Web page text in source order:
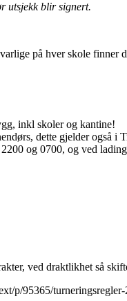
utsjekk blir signert.
på hver skole finner
inkl skoler og kantine!
dette gjelder også i
og 0700, og ved
ved draktlikhet så
p/95365/